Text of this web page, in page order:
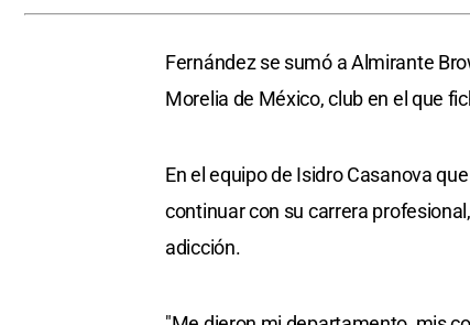
Fernández se sumó a Almirante
Morelia de México, club en el que
En el equipo de Isidro Casanova
continuar con su carrera
adicción.